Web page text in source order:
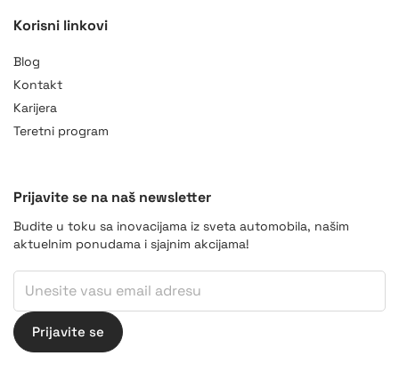
Korisni linkovi
Blog
Kontakt
Karijera
Teretni program
Prijavite se na naš newsletter
Budite u toku sa inovacijama iz sveta automobila, našim
aktuelnim ponudama i sjajnim akcijama!
*
Email
*
Prijavite se